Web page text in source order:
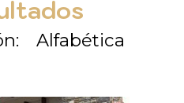
Alfabética